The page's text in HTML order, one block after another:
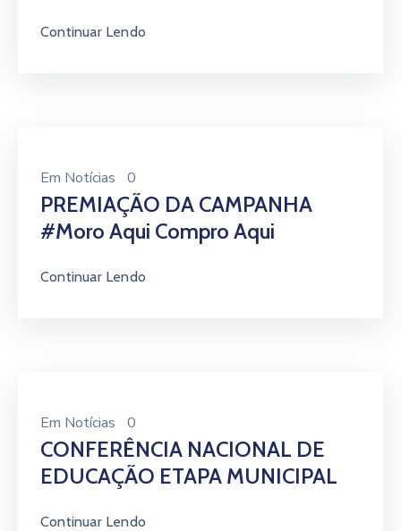
Continuar Lendo
Em Notícias 0
PREMIAÇÃO DA CAMPANHA
#Moro Aqui Compro Aqui
Continuar Lendo
Em Notícias 0
CONFERÊNCIA NACIONAL DE
EDUCAÇÃO ETAPA MUNICIPAL
Continuar Lendo